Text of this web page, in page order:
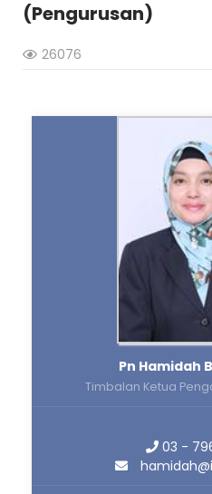
(Pengurusan)
26076
Pn Hamidah
Timbalan Ketua
03 -